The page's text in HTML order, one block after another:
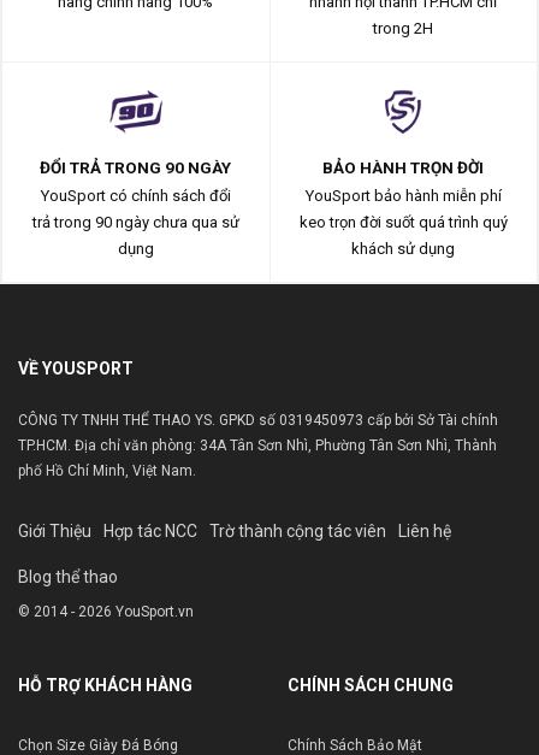
trong 2H
ĐỔI TRẢ TRONG 90 NGÀY
YouSport có chính sách đổi
trả trong 90 ngày chưa qua sử
dụng
BẢO HÀNH TRỌN ĐỜI
YouSport bảo hành miễn phí
keo trọn đời suốt quá trình quý
khách sử dụng
VỀ YOUSPORT
CÔNG TY TNHH THỂ THAO YS. GPKD số 0319450973 cấp bởi Sở Tài chính
TP.HCM. Địa chỉ văn phòng: 34A Tân Sơn Nhì, Phường Tân Sơn Nhì, Thành
phố Hồ Chí Minh, Việt Nam.
Giới Thiệu Hợp tác NCC Trờ thành cộng tác viên Liên hệ
Blog thể thao
© 2014 - 2026 YouSport.vn
HỖ TRỢ KHÁCH HÀNG
Chọn Size Giày Đá Bóng
CHÍNH SÁCH CHUNG
Chính Sách Bảo Mật